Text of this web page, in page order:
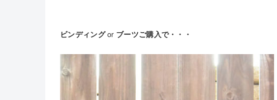
ビンディングor ブーツご購入で・・・